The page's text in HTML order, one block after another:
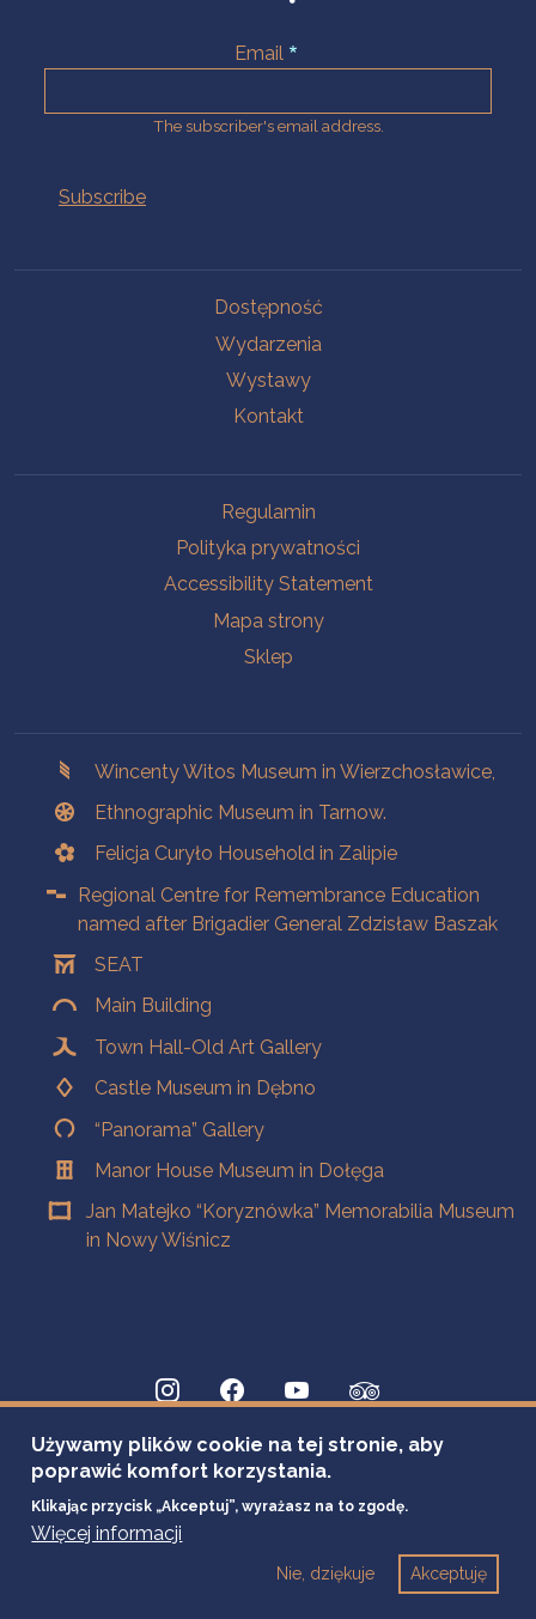
Email
The subscriber's email address.
Dostępność
Wydarzenia
Wystawy
Kontakt
Regulamin
Polityka prywatności
Accessibility Statement
Mapa strony
Sklep
Wincenty Witos Museum in Wierzchosławice,
Ethnographic Museum in Tarnow.
Felicja Curyło Household in Zalipie
Regional Centre for Remembrance Education
named after Brigadier General Zdzisław Baszak
SEAT
Main Building
Town Hall-Old Art Gallery
Castle Museum in Dębno
“Panorama” Gallery
Manor House Museum in Dołęga
Jan Matejko “Koryznówka” Memorabilia Museum
in Nowy Wiśnicz
Używamy plików cookie na tej stronie, aby
poprawić komfort korzystania.
Klikając przycisk „Akceptuj”, wyrażasz na to zgodę.
Więcej informacji
Akceptuję
Nie, dziękuje